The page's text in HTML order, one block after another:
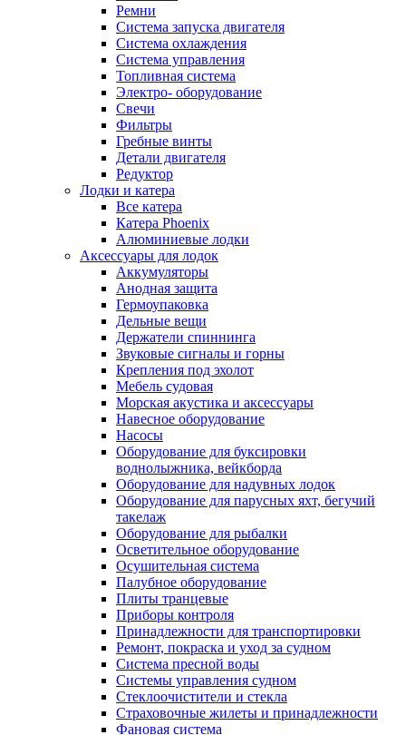
Ремни
Система запуска двигателя
Система охлаждения
Система управления
Топливная система
Электро- оборудование
Свечи
Фильтры
Гребные винты
Детали двигателя
Редуктор
Лодки и катера
Все катера
Катера Phoenix
Алюминиевые лодки
Аксессуары для лодок
Аккумуляторы
Анодная защита
Гермоупаковка
Дельные вещи
Держатели спиннинга
Звуковые сигналы и горны
Крепления под эхолот
Мебель судовая
Морская акустика и аксессуары
Навесное оборудование
Насосы
Оборудование для буксировки
воднолыжника, вейкборда
Оборудование для надувных лодок
Оборудование для парусных яхт, бегучий
такелаж
Оборудование для рыбалки
Осветительное оборудование
Осушительная система
Палубное оборудование
Плиты транцевые
Приборы контроля
Принадлежности для транспортировки
Ремонт, покраска и уход за судном
Система пресной воды
Системы управления судном
Стеклоочистители и стекла
Страховочные жилеты и принадлежности
Фановая система